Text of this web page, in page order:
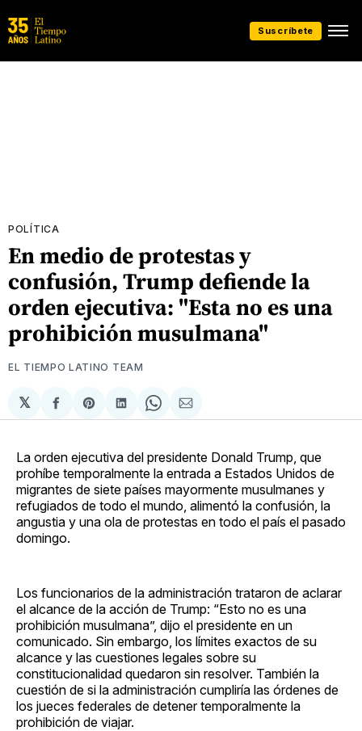
Suscríbete
POLÍTICA
En medio de protestas y
confusión, Trump defiende la
orden ejecutiva: "Esta no es una
prohibición musulmana"
EL TIEMPO LATINO TEAM
𝕏
Compartir
en
Share
on
Compartir
en
Share
on
Compartir
via
La orden ejecutiva del presidente Donald Trump, que
prohíbe temporalmente la entrada a Estados Unidos de
migrantes de siete países mayormente musulmanes y
refugiados de todo el mundo, alimentó la confusión, la
angustia y una ola de protestas en todo el país el pasado
domingo.
Los funcionarios de la administración trataron de aclarar
el alcance de la acción de Trump: “Esto no es una
prohibición musulmana”, dijo el presidente en un
comunicado. Sin embargo, los límites exactos de su
alcance y las cuestiones legales sobre su
constitucionalidad quedaron sin resolver. También la
cuestión de si la administración cumpliría las órdenes de
los jueces federales de detener temporalmente la
prohibición de viajar.